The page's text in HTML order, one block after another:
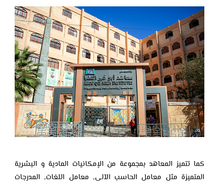
كما تتميز المعاهد بمجموعة من الإمكانيات المادية و البشرية
المتميزة مثل معامل الحاسب الآلى, معامل اللغات, المدرجات